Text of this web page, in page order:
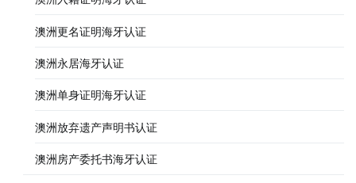
澳洲更名证明海牙认证
澳洲永居海牙认证
澳洲单身证明海牙认证
澳洲放弃遗产声明书认证
澳洲房产委托书海牙认证